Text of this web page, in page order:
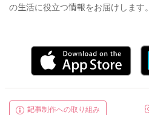
の生活に役立つ情報をお届けします。
記事制作への取り組み